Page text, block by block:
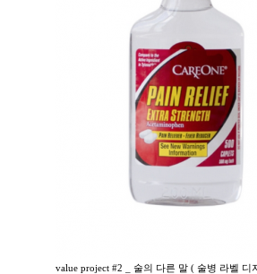
value project #2 _ 술의 다른 말 ( 술병 라벨 디